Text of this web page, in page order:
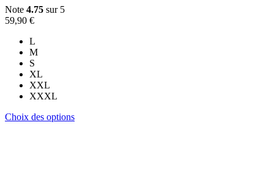
Note 4.75 sur 5
59,90 €
L
M
S
XL
XXL
XXXL
Choix des optionsCe